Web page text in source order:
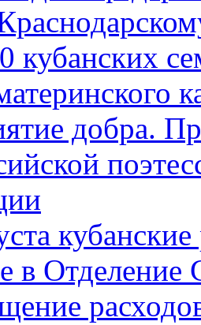
кубанских
добра.
в